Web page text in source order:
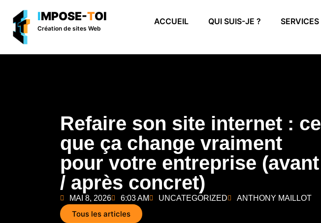
IMPOSE-TOI
Création de sites Web
ACCUEIL QUI SUIS-JE ? SERVICES
Refaire son site internet : ce
que ça change vraiment
pour votre entreprise (avant
/ après concret)
MAI 8, 2026 6:03 AM UNCATEGORIZED ANTHONY MAILLOT
Tous les articles